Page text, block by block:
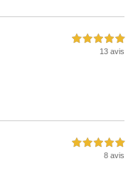
5,0 étoiles sur 5
13 avis
5,0 étoiles sur 5
8 avis